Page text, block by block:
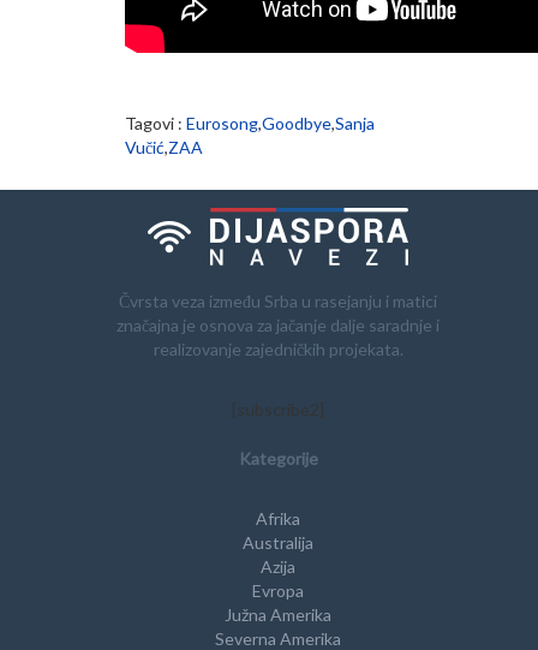
Tagovi : Eurosong,Goodbye,Sanja
Vučić,ZAA
Čvrsta veza između Srba u rasejanju i matici
značajna je osnova za jačanje dalje saradnje i
realizovanje zajedničkih projekata.
[subscribe2]
Kategorije
Afrika
Australija
Azija
Evropa
Južna Amerika
Severna Amerika